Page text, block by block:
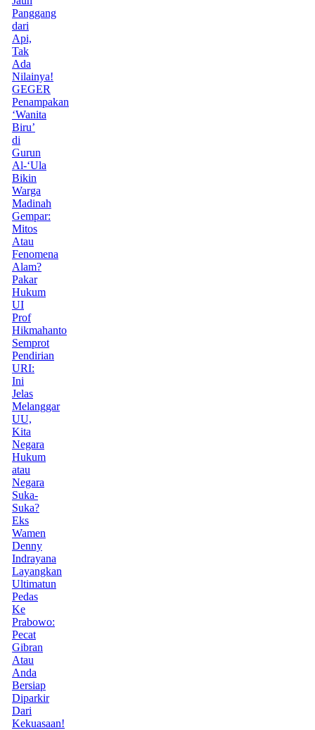
Panggang
dari
Api,
Tak
Ada
Nilainya!
GEGER
Penampakan
‘Wanita
Biru’
di
Gurun
Al-‘Ula
Bikin
Warga
Madinah
Gempar:
Mitos
Atau
Fenomena
Alam?
Pakar
Hukum
UI
Prof
Hikmahanto
Semprot
Pendirian
URI:
Ini
Jelas
Melanggar
UU,
Kita
Negara
Hukum
atau
Negara
Suka-
Suka?
Eks
Wamen
Denny
Indrayana
Layangkan
Ultimatun
Pedas
Ke
Prabowo:
Pecat
Gibran
Atau
Anda
Bersiap
Diparkir
Dari
Kekuasaan!